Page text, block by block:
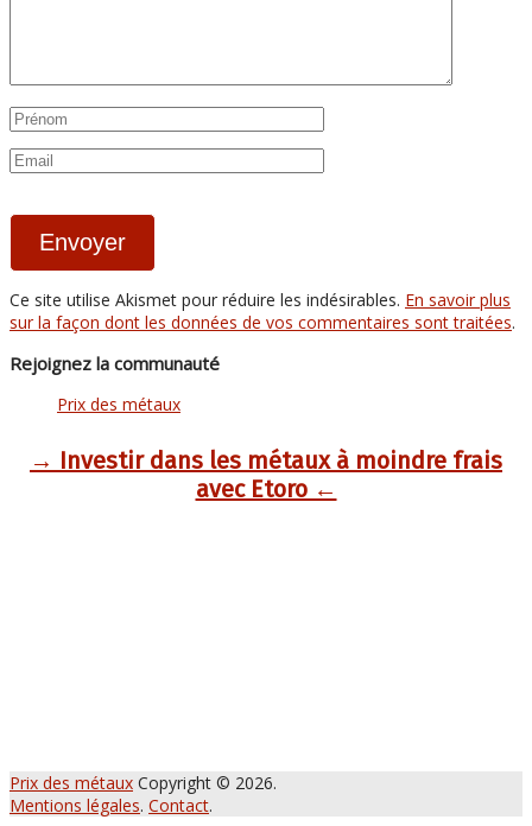
Ce site utilise Akismet pour réduire les indésirables. En savoir plus
sur la façon dont les données de vos commentaires sont traitées.
Rejoignez la communauté
Prix des métaux
→ Investir dans les métaux à moindre frais
avec Etoro ←
Prix des métaux Copyright © 2026.
Mentions légales. Contact.